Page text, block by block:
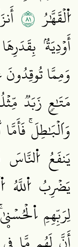
اُ۬لۡقَهَّٰرُ ١٨
أَوۡدِيَةُۢ
وَمِمَّا تُوقِدُونَ
مَتَٰعٖ زَبَدٞ
وَاَلۡبَٰطِلَۚ
يَنفَعُ
يَضۡرِبُ اُ۬للَّهُ
لِرَبِّهِمِ